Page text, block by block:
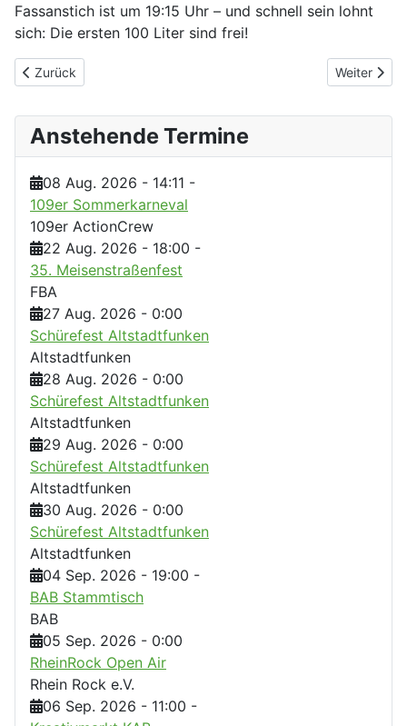
Anstehende Termine
08 Aug. 2026 - 14:11 -
109er Sommerkarneval
109er ActionCrew
22 Aug. 2026 - 18:00 -
35. Meisenstraßenfest
FBA
27 Aug. 2026 - 0:00
Schürefest Altstadtfunken
Altstadtfunken
28 Aug. 2026 - 0:00
Schürefest Altstadtfunken
Altstadtfunken
29 Aug. 2026 - 0:00
Schürefest Altstadtfunken
Altstadtfunken
30 Aug. 2026 - 0:00
Schürefest Altstadtfunken
Altstadtfunken
04 Sep. 2026 - 19:00 -
BAB Stammtisch
BAB
05 Sep. 2026 - 0:00
RheinRock Open Air
Rhein Rock e.V.
06 Sep. 2026 - 11:00 -
Fassanstich ist um 19:15 Uhr – und schnell sein lohnt
sich: Die ersten 100 Liter sind frei!
Vorheriger Beitrag: Sommer, Sonne, Sonnwendfeier: Ein
Zurück Nächster
Weiter